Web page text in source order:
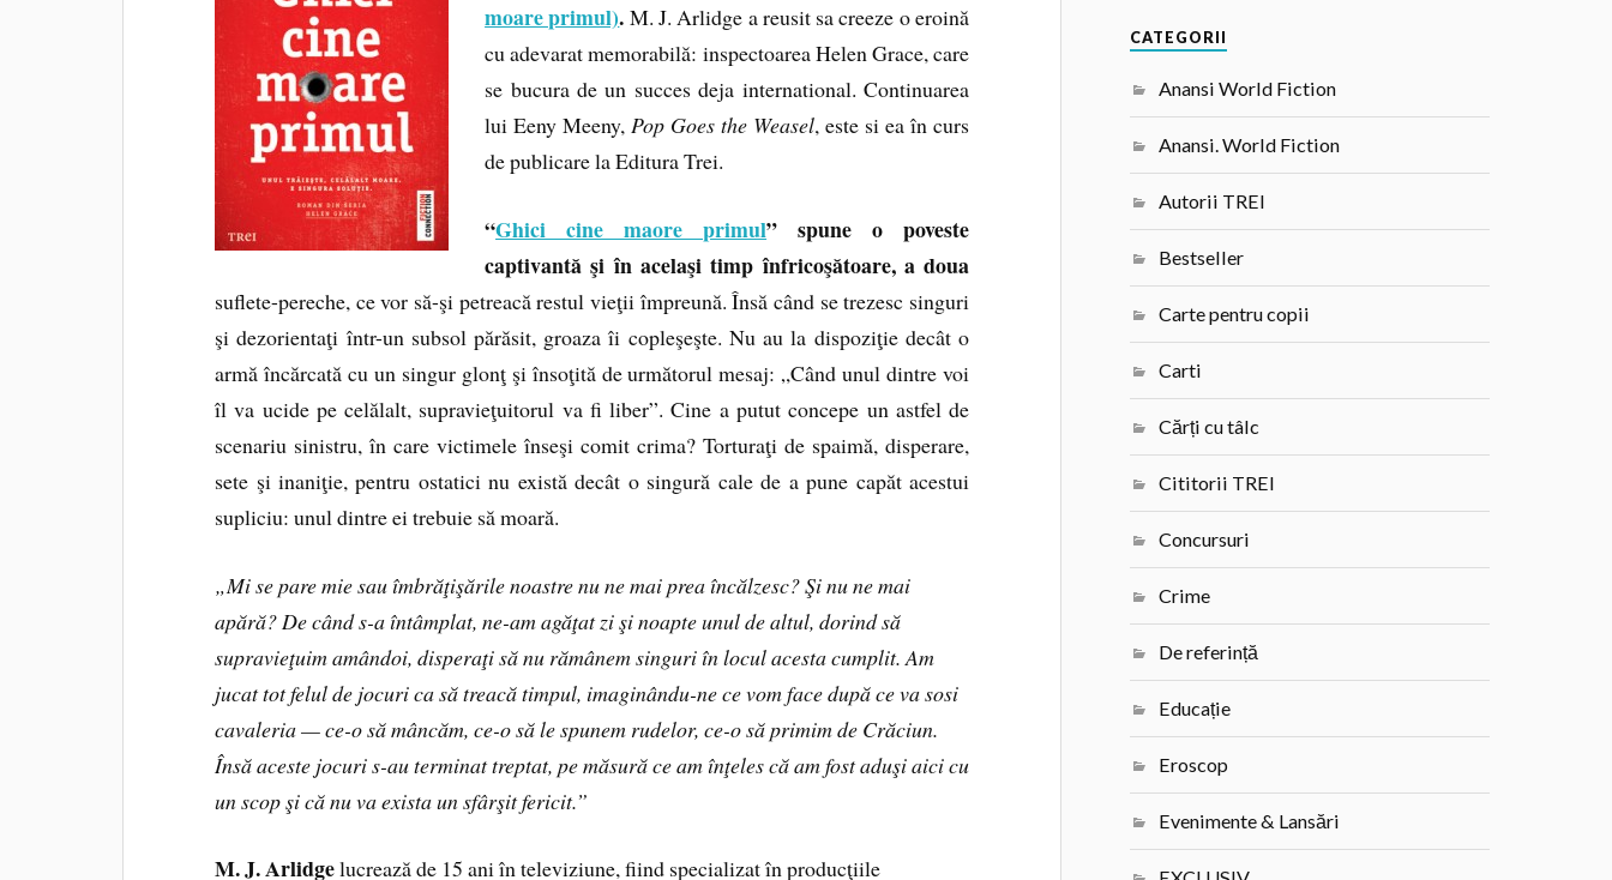
moare primul). M. J. Arlidge a reusit sa creeze o eroină
cu adevarat memorabilă: inspectoarea Helen Grace, care
se bucura de un succes deja international. Continuarea
lui Eeny Meeny,Pop Goes the Weasel, este si ea în curs
de publicare la Editura Trei.
“Ghici cine maore primul” spune o poveste
captivantă şi în acelaşi timp înfricoşătoare, a doua
suflete-pereche, ce vor să-şi petreacă restul vieţii împreună. Însă când se trezesc singuri
şi dezorientaţi într-un subsol părăsit, groaza îi copleşeşte. Nu au la dispoziţie decât o
armă încărcată cu un singur glonţ şi însoţită de următorul mesaj: „Când unul dintre voi
îl va ucide pe celălalt, supravieţuitorul va fi liber”. Cine a putut concepe un astfel de
scenariu sinistru, în care victimele înseşi comit crima? Torturaţi de spaimă, disperare,
sete şi inaniţie, pentru ostatici nu există decât o singură cale de a pune capăt acestui
supliciu: unul dintre ei trebuie să moară.
„Mi se pare mie sau îmbrăţişările noastre nu ne mai prea încălzesc? Şi nu ne mai
apără? De când s-a întâmplat, ne-am agăţat zi şi noapte unul de altul, dorind să
supravieţuim amândoi, disperaţi să nu rămânem singuri în locul acesta cumplit. Am
jucat tot felul de jocuri ca să treacă timpul, imaginându-ne ce vom face după ce va sosi
cavaleria — ce-o să mâncăm, ce-o să le spunem rudelor, ce-o să primim de Crăciun.
Însă aceste jocuri s-au terminat treptat, pe măsură ce am înţeles că am fost aduşi aici cu
un scop şi că nu va exista un sfârşit fericit.”
M. J. Arlidgelucrează de 15 ani în televiziune, fiind specializat în producţiile
CATEGORII
Anansi World Fiction
Anansi. World Fiction
Autorii TREI
Bestseller
Carte pentru copii
Carti
Cărți cu tâlc
Cititorii TREI
Concursuri
Crime
De referință
Educație
Eroscop
Evenimente & Lansări